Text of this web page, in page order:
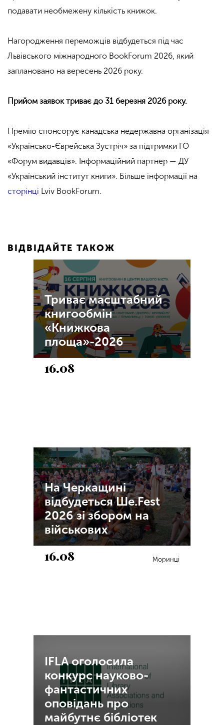
подавати необмежену кількість книжок.
Нагородження переможців відбудеться під час
Львівського міжнародного BookForum 2026, який
заплановано на вересень 2026 року.
Прийом заявок триває до 31 березня 2026 року.
Премію спонсорує канадська недержавна організація
«Українсько-Єврейська Зустріч» за підтримки ГО
«Форум видавців». Інформаційний партнер — ДУ
«Український інститут книги». Більше інформації на
сторінці Lviv BookForum.
ВІДВІДАЙТЕ ТАКОЖ
Триває масштабний
книгообмін
«Книжкова
площа»-2026
16.08
На Черкащині
відбудеться Ше.Fest
2026 зі збором на
військових
16.08 Моринці
IFLA оголосила
конкурс науково-
фантастичних
оповідань про
майбутнє бібліотек